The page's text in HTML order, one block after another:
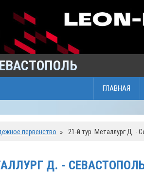
ГЛАВНАЯ
первенство » 21-й тур. Металлург Д. -
Д. -